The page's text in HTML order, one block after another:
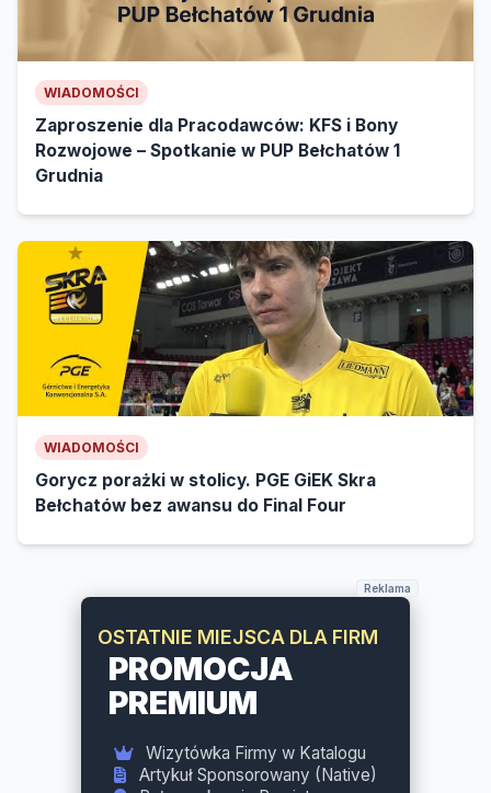
WIADOMOŚCI
Zaproszenie dla Pracodawców: KFS i Bony
Rozwojowe – Spotkanie w PUP Bełchatów 1
Grudnia
WIADOMOŚCI
Gorycz porażki w stolicy. PGE GiEK Skra
Bełchatów bez awansu do Final Four
Reklama
PATRONAT SEKCJI
Wyłączna widoczność dla Domu
Pogrzebowego